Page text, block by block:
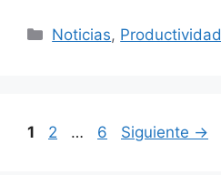
Categorías
Noticias, Productividad
Página
1 Página
2 … Página
6 Siguiente →